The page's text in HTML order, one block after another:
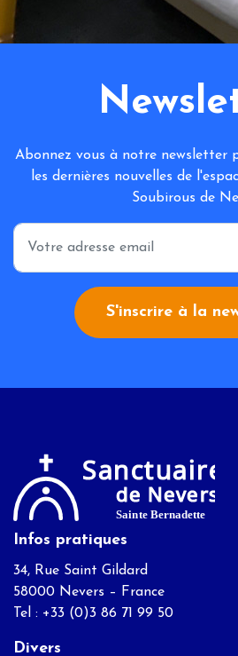
Abonnez vous à notre newsletter
les dernières nouvelles de
Soubirous de
S'inscrire à la
Infos pratiques
34, Rue Saint Gildard
58000 Nevers – France
Tel : +33 (0)3 86 71 99 50
Divers